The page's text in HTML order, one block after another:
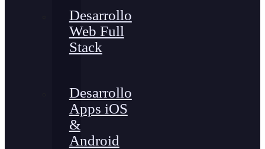
Desarrollo
Web Full
Stack
Desarrollo
Apps iOS
&
Android